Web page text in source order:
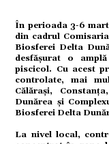
În perioada 3-6
din cadrul
Biosferei Delta
desfășurat o
piscicol. Cu acest
controlate, mai
Călărași,
Dunărea și
Biosferei Delta
La nivel local,